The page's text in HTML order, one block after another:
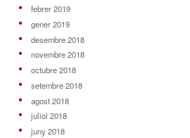
febrer 2019
gener 2019
desembre 2018
novembre 2018
octubre 2018
setembre 2018
agost 2018
juliol 2018
juny 2018